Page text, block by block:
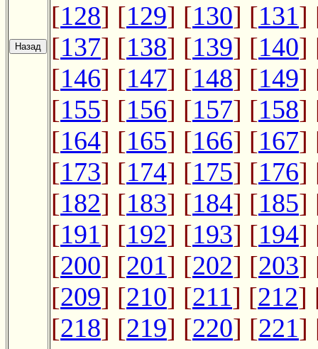
[128] [129] [130] [131]
[137] [138] [139] [140]
[146] [147] [148] [149]
[155] [156] [157] [158]
[164] [165] [166] [167]
[173] [174] [175] [176]
[182] [183] [184] [185]
[191] [192] [193] [194]
[200] [201] [202] [203]
[209] [210] [211] [212]
[218] [219] [220] [221]